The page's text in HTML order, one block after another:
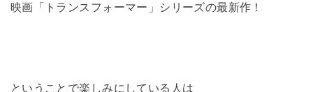
映画「トランスフォーマー」シリーズの最新作！
ということで楽しみにしている人は